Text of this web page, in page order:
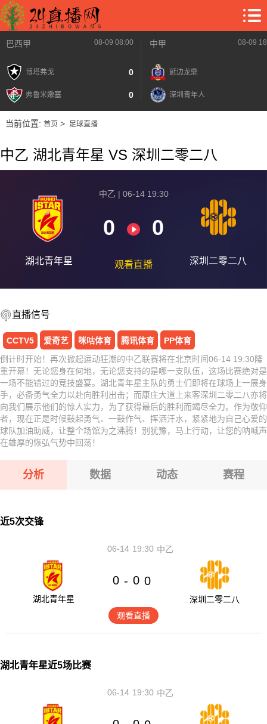
巴西甲 08-09 08:00
博塔弗戈 0
弗鲁米嫩塞 0
中甲 08-09
延边龙鼎
深圳青年人
当前位置: 首页> 足球直播
中乙 湖北青年星 VS 深圳二零二八
湖北青年星
中乙 | 06-14 19:30
0 0
观看直播 深圳二零二八
直播信号
CCTV5 爱奇艺 咪咕体育 腾讯体育
PP体育
倒计时开始！再次掀起运动狂潮的中乙联赛将在北京时间06-14 19:30隆
重开幕！无论您身在何地，无论您支持的是哪一支队伍，这场比赛绝对是
一场不能错过的竞技盛宴。湖北青年星主队的勇士们即将在球场上一展身
手，必备勇气全力以赴向胜利出击；而康庄大道上来客深圳二零二八亦将
向我们展示他们的惊人实力，为了获得最后的胜利而竭尽全力。作为敬仰
者，现在正是时候鼓起勇气、一鼓作气、挥洒汗水，紧紧地为自己心爱的
球队加油助威，让整个场馆为之沸腾！别犹豫，马上行动，让您的呐喊声
在雄厚的恢弘气势中回荡！
分析 数据 动态 赛程
近5次交锋
19:30
06-14 中乙
湖北青年星
0 - 0 0
深圳二零二八
观看直播
湖北青年星近5场比赛
19:30
06-14 中乙